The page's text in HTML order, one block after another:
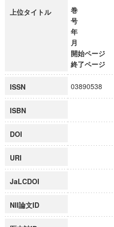
上位タイトル
巻
号
年
月
開始ページ
終了ページ
ISSN 03890538
ISBN
DOI
URI
JaLCDOI
NII論文ID